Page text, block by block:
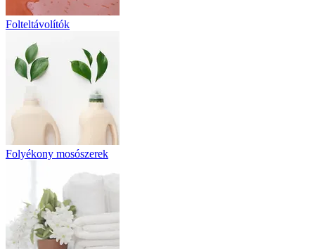
Folteltávolítók
Folyékony mosószerek